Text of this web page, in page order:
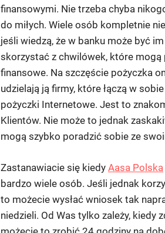
finansowymi. Nie trzeba chyba
do miłych. Wiele osób kompletnie
jeśli wiedzą, że w banku może być
skorzystać z chwilówek, które
finansowe. Na szczęście pożyczka
udzielają ją firmy, które łączą w
pożyczki Internetowe. Jest to
Klientów. Nie może to jednak
mogą szybko poradzić sobie ze
Zastanawiacie się kiedy Aasa Polska
bardzo wiele osób. Jeśli jednak
to możecie wysłać wniosek tak
niedzieli. Od Was tylko zależy, kiedy